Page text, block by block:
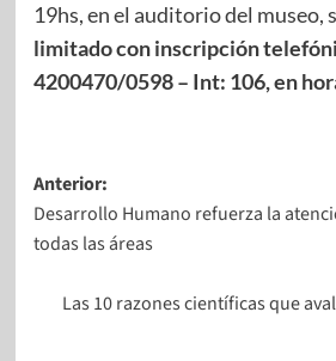
19hs, en el auditorio del museo,
limitado con inscripción
4200470/0598 – Int: 106, en
Anterior:
Desarrollo Humano refuerza la
todas las áreas
Las 10 razones científicas que